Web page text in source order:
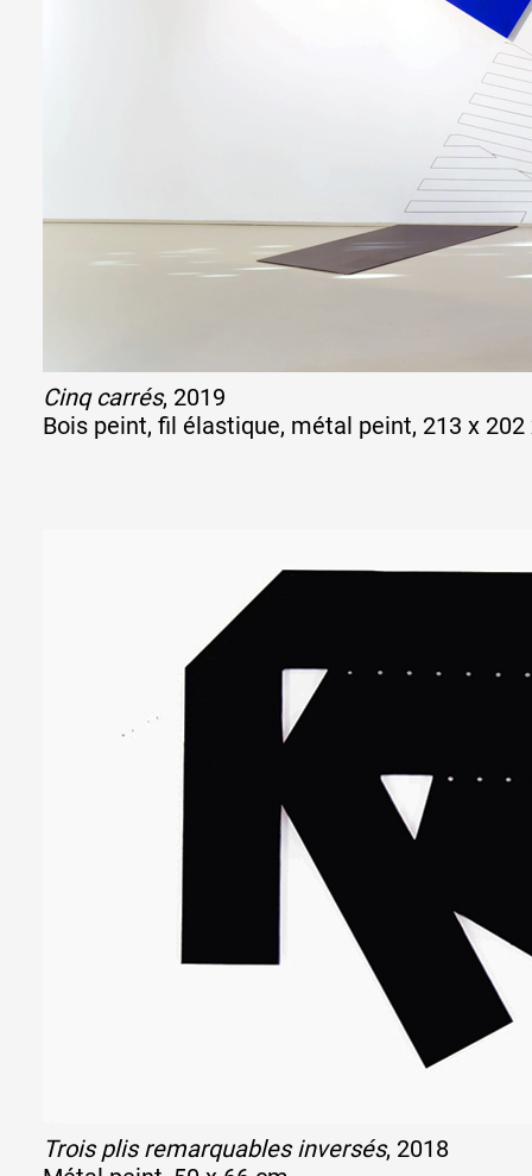
Cinq carrés, 2019
Bois peint, fil élastique, métal peint, 213 x 202
Trois plis remarquables inversés, 2018